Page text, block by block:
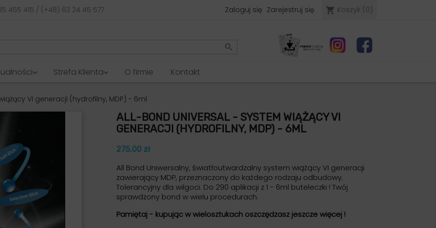
455 415 / (+48) 63 24 45 577 Zaloguj się Zarejestruj się shopping_cart Koszyk (0)

Strefa Klienta O firmie Kontakt
VI generacji (hydrofilny, MDP) - 6ml
ALL-BOND UNIVERSAL - SYSTEM WIĄŻĄCY VI
GENERACJI (HYDROFILNY, MDP) - 6ML
275,00 zł
All Bond Uniwersalny, światłoutwardzalny system wiążący VI generacji
zawierający MDP, przeznaczony do każdego rodzaju odbudowy.
Tolerancyjny dla wilgoci. Do 290 aplikacji z 1 - 6ml buteleczki ! Twój
sprawdzony bond w wielu procedurach.
Pamiętaj - kupując w wielosztukach oszczędzasz jeszcze więcej !